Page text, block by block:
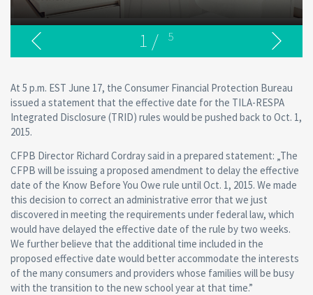
1 / 5
At 5 p.m. EST June 17, the Consumer Financial Protection Bureau
issued a statement that the effective date for the TILA-RESPA
Integrated Disclosure (TRID) rules would be pushed back to Oct. 1,
2015.
CFPB Director Richard Cordray said in a prepared statement: „The
CFPB will be issuing a proposed amendment to delay the effective
date of the Know Before You Owe rule until Oct. 1, 2015. We made
this decision to correct an administrative error that we just
discovered in meeting the requirements under federal law, which
would have delayed the effective date of the rule by two weeks.
We further believe that the additional time included in the
proposed effective date would better accommodate the interests
of the many consumers and providers whose families will be busy
with the transition to the new school year at that time.”